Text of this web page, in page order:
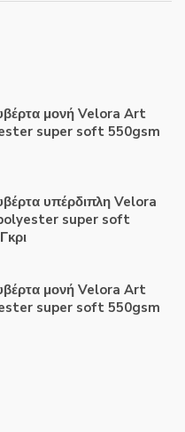
μονή Velora Art
super soft 550gsm
υπέρδιπλη Velora
super soft
μονή Velora Art
super soft 550gsm